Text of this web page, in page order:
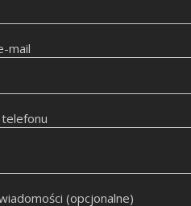
mail
(opcjonalne)